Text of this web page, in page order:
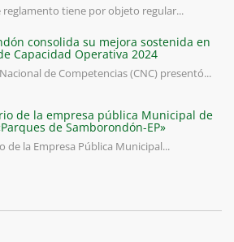
reglamento tiene por objeto regular...
consolida su mejora sostenida en
Capacidad Operativa 2024
de Competencias (CNC) presentó...
de la empresa pública Municipal de
de Samborondón-EP»
de la Empresa Pública Municipal...